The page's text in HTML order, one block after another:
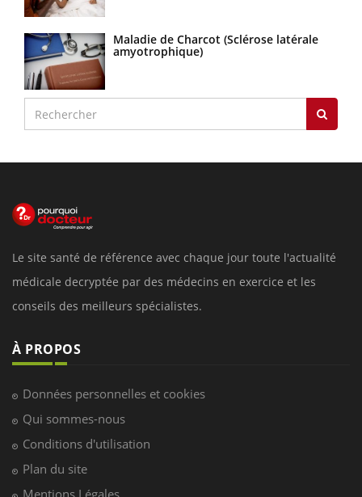
Maladie de Charcot (Sclérose latérale
amyotrophique)
Le site santé de référence avec chaque jour toute l'actualité
médicale decryptée par des médecins en exercice et les
conseils des meilleurs spécialistes.
À PROPOS
Données personnelles et cookies
Qui sommes-nous
Conditions d'utilisation
Plan du site